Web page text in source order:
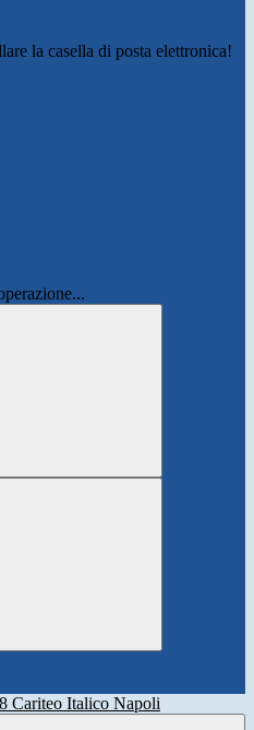
la casella di posta elettronica!